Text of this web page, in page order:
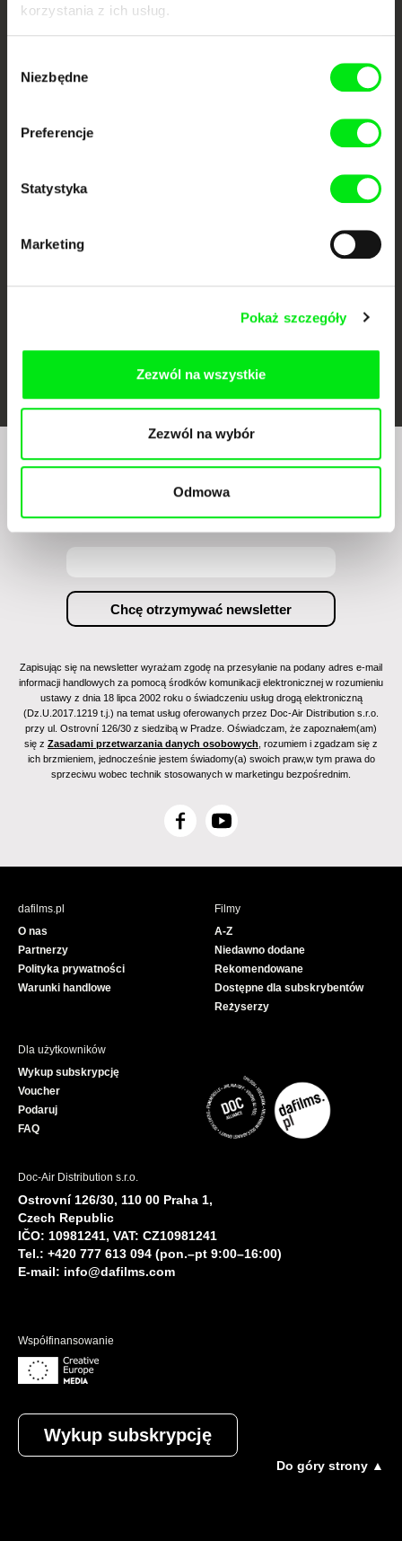
korzystania z ich usług.
zgody
Niezbędne
Preferencje
Statystyka
Marketing
Pokaż szczegóły
Zezwól na wszystkie
Zezwól na wybór
Odmowa
Członkowie Doc Alliance
CPH:DOX DOK Leipzig
Czy chcesz regularnie otrzymywać newsletter z
naszym filmowym programem?
Zapisując się na newsletter wyrażam zgodę na przesyłanie na podany adres e-mail
informacji handlowych za pomocą środków komunikacji elektronicznej w rozumieniu
ustawy z dnia 18 lipca 2002 roku o świadczeniu usług drogą elektroniczną
(Dz.U.2017.1219 t.j.) na temat usług oferowanych przez Doc-Air Distribution s.r.o.
przy ul. Ostrovní 126/30 z siedzibą w Pradze. Oświadczam, że zapoznałem(am)
się z Zasadami przetwarzania danych osobowych , rozumiem i zgadzam się z
ich brzmieniem, jednocześnie jestem świadomy(a) swoich praw,w tym prawa do
sprzeciwu wobec technik stosowanych w marketingu bezpośrednim.
F
c
Y
u
e
dafilms.pl
O nas
Partnerzy
Polityka prywatności
Warunki handlowe
Filmy
A-Z
Niedawno dodane
Rekomendowane
Dostępne dla subskrybentów
Reżyserzy
Dla użytkowników
Wykup subskrypcję
Voucher
Podaruj
FAQ
Doc-Air Distribution s.r.o.
Ostrovní 126/30, 110 00 Praha 1,
Czech Republic
IČO: 10981241, VAT: CZ10981241
Tel.: +420 777 613 094 (pon.–pt 9:00–16:00)
E-mail: info@dafilms.com
Współfinansowanie
Wykup subskrypcję
Do góry strony ▲